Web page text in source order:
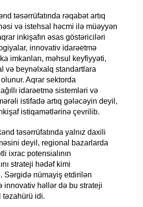
təsərrüfatında rəqabət artıq
və istehsal həcmi ilə müəyyən
inkişafın əsas göstəriciləri
innovativ idarəetmə
imkanları, məhsul keyfiyyəti,
və beynəlxalq standartlara
Aqrar sektorda
idarəetmə sistemləri və
istifadə artıq gələcəyin deyil,
istiqamətlərinə çevrilib.
təsərrüfatında yalnız daxili
deyil, regional bazarlarda
ixrac potensialının
strateji hədəf kimi
Sərgidə nümayiş etdirilən
innovativ həllər də bu strateji
təzahürü idi.